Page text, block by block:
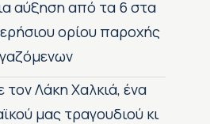
αύξηση από τα 6 στα
ορίου παροχής
Λάκη Χαλκιά, ένα
μας τραγουδιού κι